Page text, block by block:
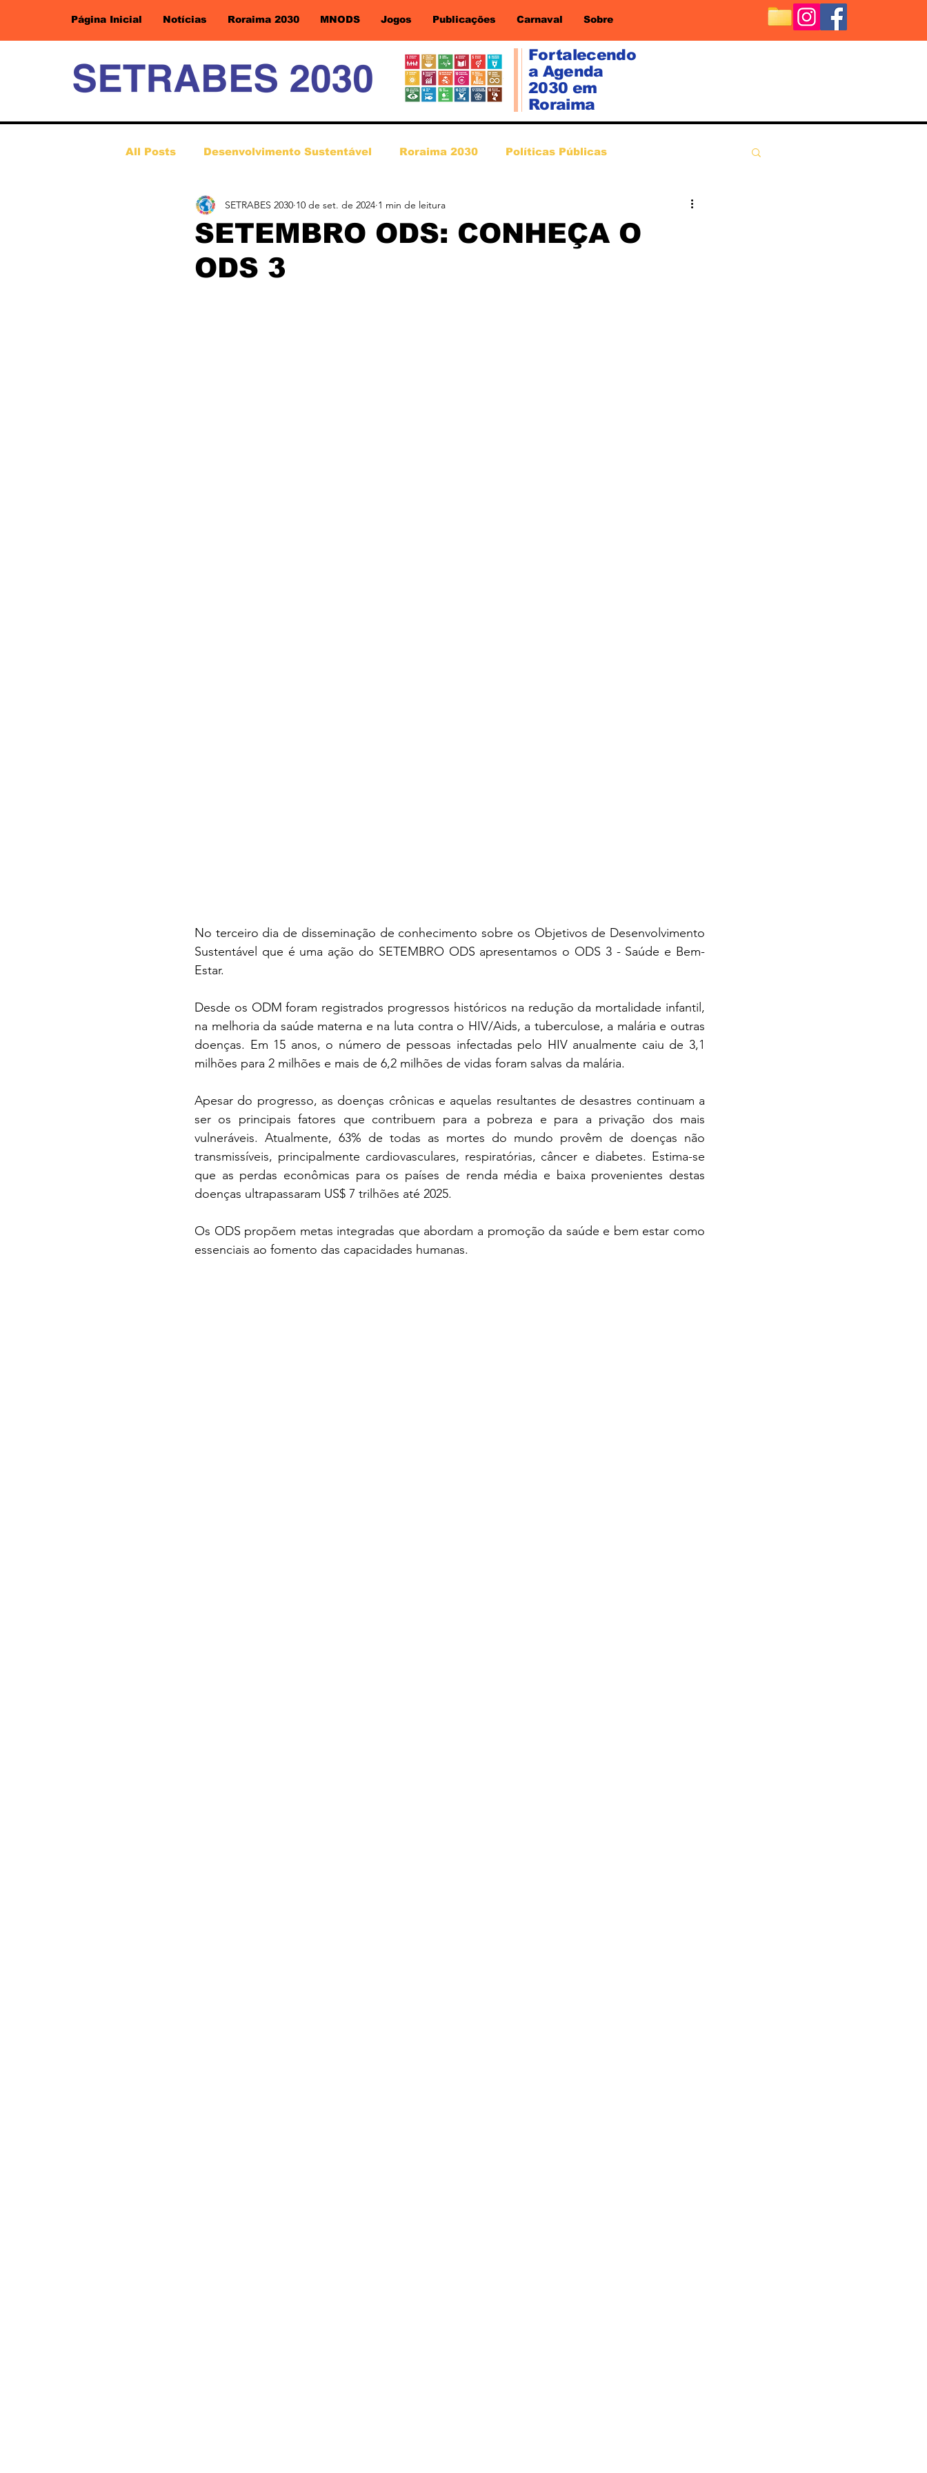
Página Inicial Notícias Roraima 2030 MNODS Jogos Publicações Carnaval Sobre
Fortalecendo
a Agenda
2030 em
Roraima
All Posts Desenvolvimento Sustentável Roraima 2030 Políticas Públicas
SETEMBRO ODS: CONHEÇA O
ODS 3
SETRABES 2030 10 de set. de 2024 1 min de leitura
No terceiro dia de disseminação de conhecimento sobre os Objetivos de Desenvolvimento
Sustentável que é uma ação do SETEMBRO ODS apresentamos o ODS 3 - Saúde e Bem-
Estar.
Desde os ODM foram registrados progressos históricos na redução da mortalidade infantil,
na melhoria da saúde materna e na luta contra o HIV/Aids, a tuberculose, a malária e outras
doenças. Em 15 anos, o número de pessoas infectadas pelo HIV anualmente caiu de 3,1
milhões para 2 milhões e mais de 6,2 milhões de vidas foram salvas da malária.
Apesar do progresso, as doenças crônicas e aquelas resultantes de desastres continuam a
ser os principais fatores que contribuem para a pobreza e para a privação dos mais
vulneráveis. Atualmente, 63% de todas as mortes do mundo provêm de doenças não
transmissíveis, principalmente cardiovasculares, respiratórias, câncer e diabetes. Estima-se
que as perdas econômicas para os países de renda média e baixa provenientes destas
doenças ultrapassaram US$ 7 trilhões até 2025.
Os ODS propõem metas integradas que abordam a promoção da saúde e bem estar como
essenciais ao fomento das capacidades humanas.